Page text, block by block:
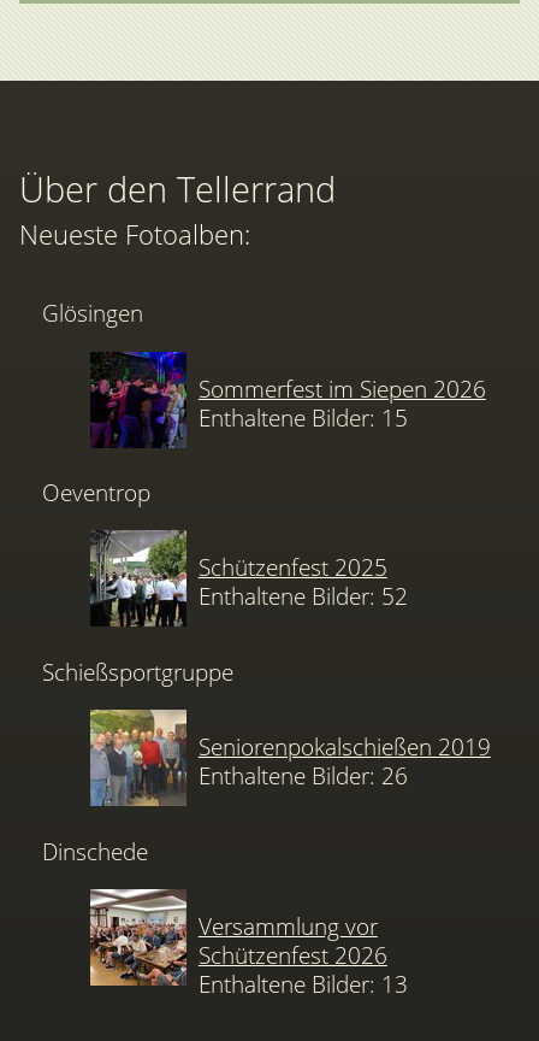
Über den Tellerrand
Neueste Fotoalben:
Glösingen
Sommerfest im Siepen 2026
Enthaltene Bilder: 15
Oeventrop
Schützenfest 2025
Enthaltene Bilder: 52
Schießsportgruppe
Seniorenpokalschießen 2019
Enthaltene Bilder: 26
Dinschede
Versammlung vor
Schützenfest 2026
Enthaltene Bilder: 13